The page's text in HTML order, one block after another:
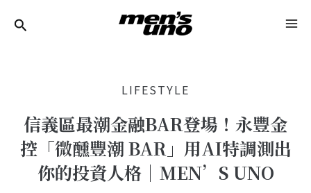
LIFESTYLE
信義區最潮金融BAR登場！永豐金
控「微醺豐潮 BAR」用AI特調測出
你的投資人格｜MEN’S UNO
Navigation